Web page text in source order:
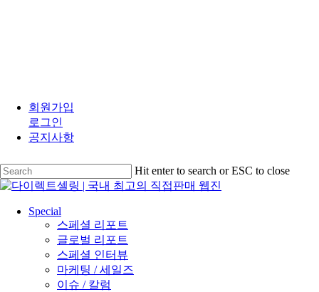
main
content
회원가입
로그인
공지사항
Hit enter to search or ESC to close
Close
search
Menu
Special
스페셜 리포트
글로벌 리포트
스페셜 인터뷰
마케팅 / 세일즈
이슈 / 칼럼